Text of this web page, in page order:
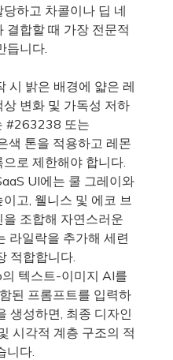
하고 차콜이나 딥 네
결합할 때 가장 전문적
듭니다.
밝은 배경에 얇은 레
변화 및 가독성 저하
#263238 또는
톤을 적용하고 레몬
로 제한해야 합니다.
UI에는 쿨 그레이와
고, 웰니스 및 에코 브
조합해 자연스러운
라일락을 추가해 세련
적합합니다.
텍스트-이미지 AI를
된 프롬프트를 입력하
생성하면, 최종 디자인
시각적 계층 구조의 적
니다.